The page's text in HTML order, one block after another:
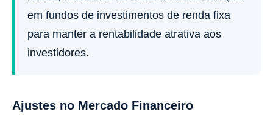
em fundos de investimentos de renda fixa
para manter a rentabilidade atrativa aos
investidores.
Ajustes no Mercado Financeiro